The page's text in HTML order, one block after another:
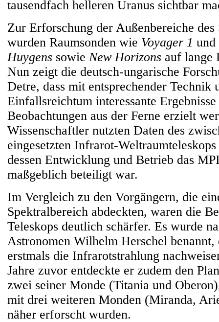
tausendfach helleren Uranus sichtbar
Zur Erforschung der Außenbereiche des
wurden Raumsonden wie Voyager 1 und
Huygens sowie New Horizons auf lange
Nun zeigt die deutsch-ungarische
Detre, dass mit entsprechender Technik
Einfallsreichtum interessante
Beobachtungen aus der Ferne erzielt
Wissenschaftler nutzten Daten des
eingesetzten Infrarot-Weltraumteleskops
dessen Entwicklung und Betrieb das
maßgeblich beteiligt war.
Im Vergleich zu den Vorgängern, die
Spektralbereich abdeckten, waren die
Teleskops deutlich schärfer. Es wurde
Astronomen Wilhelm Herschel benannt,
erstmals die Infrarotstrahlung
Jahre zuvor entdeckte er zudem den
zwei seiner Monde (Titania und
mit drei weiteren Monden (Miranda,
näher erforscht wurden.